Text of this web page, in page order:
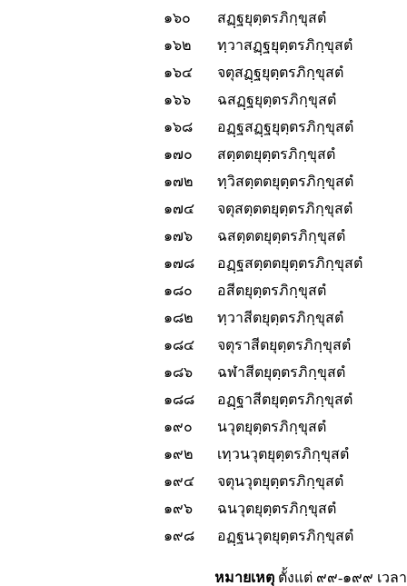
๑๖๐
สฏฺฐยุตฺตรภิกฺขุสตํ
๑๖๒
ทฺวาสฏฺฐยุตฺตรภิกฺขุสตํ
๑๖๔
จตุสฏฺฐยุตฺตรภิกฺขุสตํ
๑๖๖
ฉสฏฺฐยุตฺตรภิกฺขุสตํ
๑๖๘
อฏฺฐสฏฺฐยุตฺตรภิกฺขุสตํ
๑๗๐
สตฺตตยุตฺตรภิกฺขุสตํ
๑๗๒
ทฺวิสตฺตตยุตฺตรภิกฺขุสตํ
๑๗๔
จตุสตฺตตยุตฺตรภิกฺขุสตํ
๑๗๖
ฉสตฺตตยุตฺตรภิกฺขุสตํ
๑๗๘
อฏฺฐสตฺตตยุตฺตรภิกฺขุสตํ
๑๘๐
อสีตยุตฺตรภิกฺขุสตํ
๑๘๒
ทฺวาสีตยุตฺตรภิกฺขุสตํ
๑๘๔
จตุราสีตยุตฺตรภิกฺขุสตํ
๑๘๖
ฉฬาสีตยุตฺตรภิกฺขุสตํ
๑๘๘
อฏฺฐาสีตยุตฺตรภิกฺขุสตํ
๑๙๐
นวุตยุตฺตรภิกฺขุสตํ
๑๙๒
เทฺวนวุตยุตฺตรภิกฺขุสตํ
๑๙๔
จตุนวุตยุตฺตรภิกฺขุสตํ
๑๙๖
ฉนวุตยุตฺตรภิกฺขุสตํ
๑๙๘
อฏฺฐนวุตยุตฺตรภิกฺขุสตํ
หมายเหตุตั้งแต่ ๙๙-๑๙๙ เวล